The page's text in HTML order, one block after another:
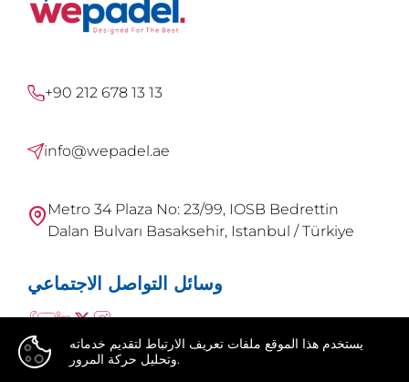
+90 212 678 13 13
info@wepadel.ae
Metro 34 Plaza No: 23/99, IOSB Bedrettin
Dalan Bulvarı Basaksehir, Istanbul / Türkiye
وسائل التواصل الاجتماعي
يستخدم هذا الموقع ملفات تعريف الارتباط لتقديم خدماته
وتحليل حركة المرور.